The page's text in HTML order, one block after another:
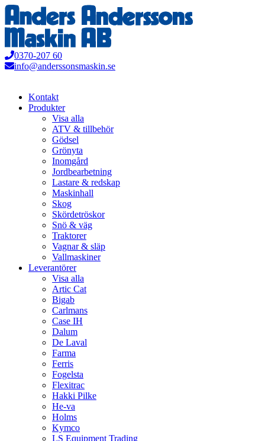
Hoppa
till
innehåll
0370-207 60
info@anderssonsmaskin.se
Kontakt
Produkter
Visa alla
ATV & tillbehör
Gödsel
Grönyta
Inomgård
Jordbearbetning
Lastare & redskap
Maskinhall
Skog
Skördetröskor
Snö & väg
Traktorer
Vagnar & släp
Vallmaskiner
Leverantörer
Visa alla
Artic Cat
Bigab
Carlmans
Case IH
Dalum
De Laval
Farma
Ferris
Fogelsta
Flexitrac
Hakki Pilke
He-va
Holms
Kymco
LS Equipment Trading